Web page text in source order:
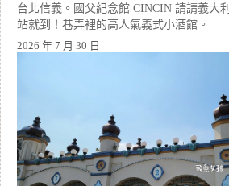
台北信義。國父紀念館 CINCIN 請請義大
站就到！巷弄裡的高人氣義式小酒館。
2026 年 7 月 30 日